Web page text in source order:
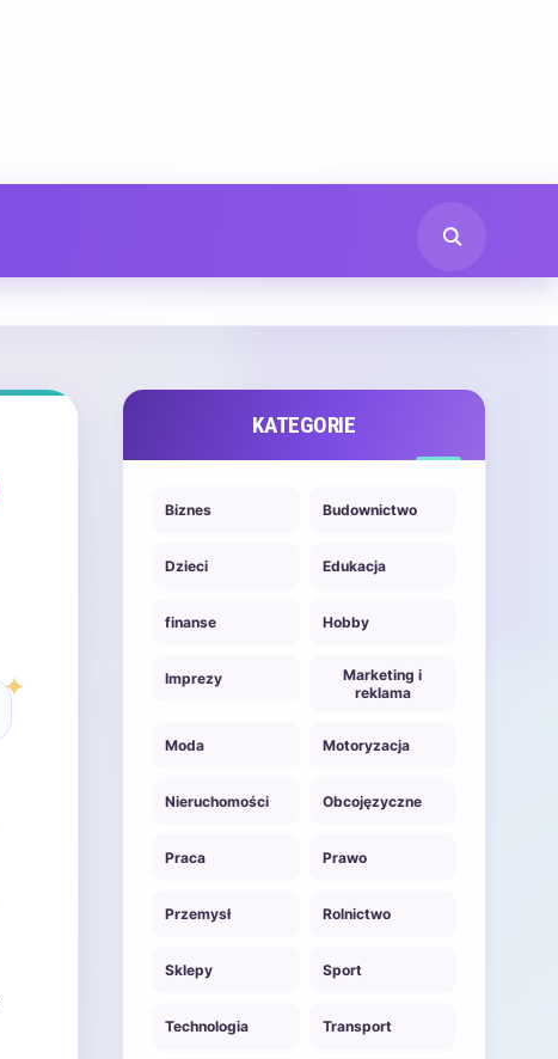
KATEGORIE
Biznes Budownictwo
Dzieci Edukacja
finanse Hobby
Imprezy
Marketing i
reklama
Moda Motoryzacja
Nieruchomości Obcojęzyczne
Praca Prawo
Przemysł Rolnictwo
Sklepy Sport
Technologia Transport